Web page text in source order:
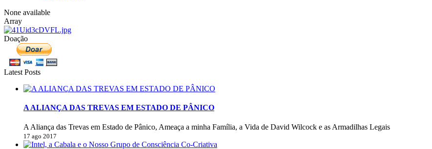
None available
Array
Doação
Latest Posts
A ALIANÇA DAS TREVAS EM ESTADO DE PÂNICO
A Aliança das Trevas em Estado de Pânico, Ameaça a minha Família, a Vida de David Wilcock e as Armadilhas Legais
17 ago 2017